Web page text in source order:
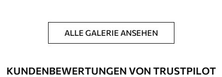
bis zu 50 cm Breite geliefert.
Optionen
und/oder Tapetenkleber.
ALLE GALERIE ANSEHEN
KUNDENBEWERTUNGEN VON TRUSTPILOT